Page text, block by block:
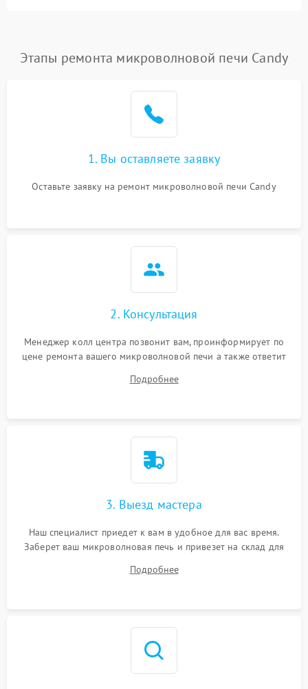
Подробнее →
2200 ₽
Не работают сенсорные
1000 ₽
Этапы ремонта микроволновой печи Candy
1. Вы оставляете заявку
Оставьте заявку на ремонт микроволновой печи Candy
2. Консультация
Менеджер колл центра позвонит вам, проинформирует по
цене ремонта вашего микроволновой печи а также ответит
Подробнее
3. Выезд мастера
Наш специалист приедет к вам в удобное для вас время.
Заберет ваш микроволновая печь и привезет на склад для
Подробнее